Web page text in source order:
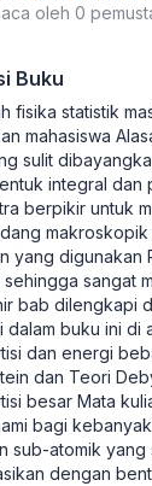
oleh 0
Buku
fisika statistik
mahasiswa
sulit
integral dan
berpikir untuk
makroskopik
yang digunakan
sangat
bab dilengkapi
dalam buku ini di
dan energi
dan Teori
besar Mata
bagi
sub-atomik
dengan